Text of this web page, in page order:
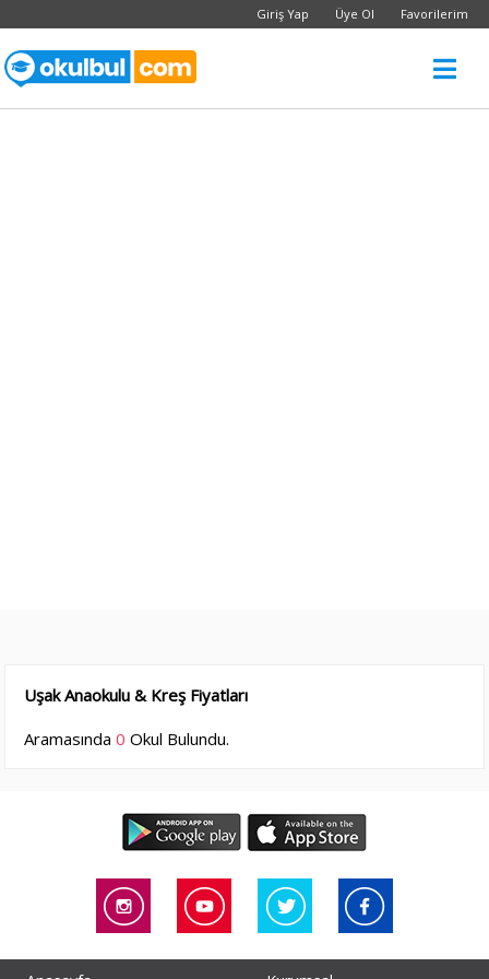
Giriş Yap Üye Ol Favorilerim
Uşak Anaokulu & Kreş Fiyatları
Aramasında0 Okul Bulundu.